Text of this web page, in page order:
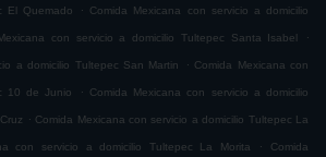
El Quemado . Comida Mexicana con servicio a domicilio
con servicio a domicilio Tultepec Santa Isabel .
a domicilio Tultepec San Martin . Comida Mexicana con
10 de Junio . Comida Mexicana con servicio a domicilio
. Comida Mexicana con servicio a domicilio Tultepec La
con servicio a domicilio Tultepec La Morita . Comida